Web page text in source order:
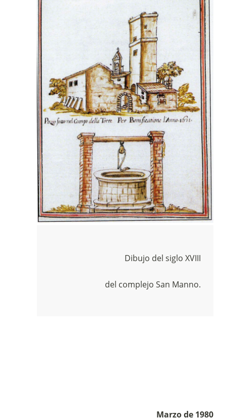
Dibujo del siglo XVIII
del complejo San Manno.
Marzo de 1980